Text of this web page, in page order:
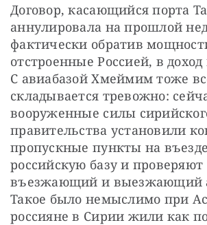
Договор, касающийся порта
аннулировала на прошлой
фактически обратив
отстроенные Россией, в доход
С авиабазой Хмеймим тоже
складывается тревожно:
вооруженные силы
правительства установили
пропускные пункты на
российскую базу и
въезжающий и выезжающий
Такое было немыслимо при
россияне в Сирии жили как